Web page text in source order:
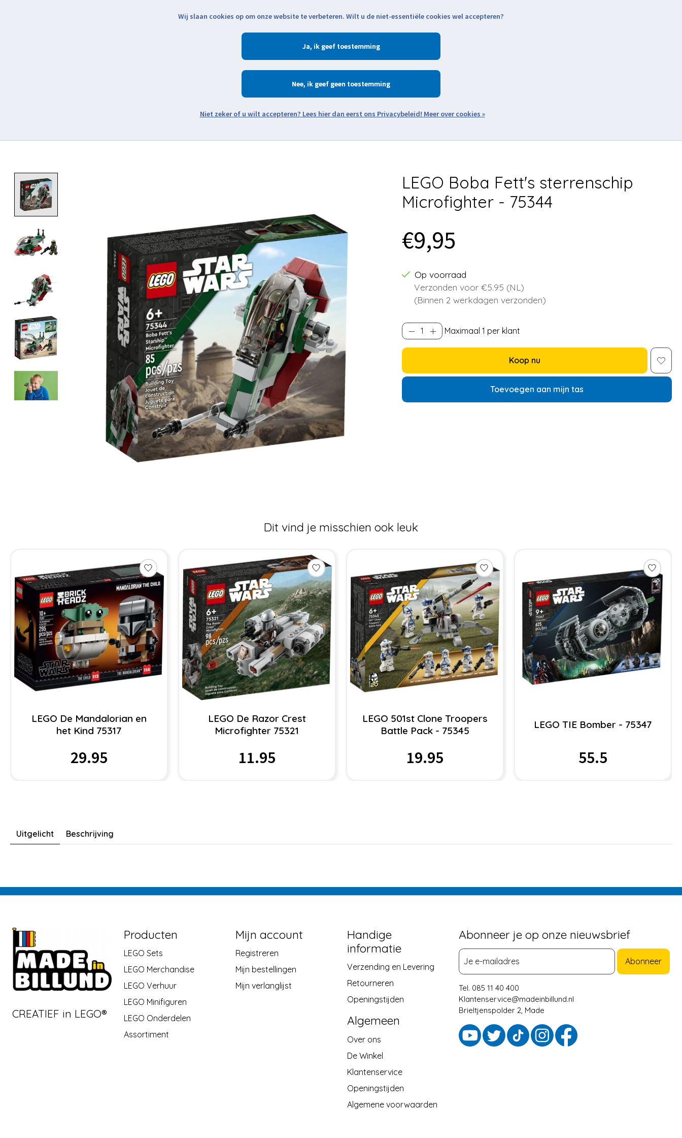
Zoeken
LEGO Boba Fett's sterrenschip
Microfighter - 75344
€9,95
Op voorraad
Verzonden voor €5.95 (NL)
(Binnen 2 werkdagen verzonden)
Maximaal 1 per klant
Koop nu
Toevoegen aan mijn tas
Dit vind je misschien ook leuk
LEGO De Mandalorian en
het Kind 75317
29.95
LEGO De Razor Crest
Microfighter 75321
11.95
LEGO 501st Clone Troopers
Battle Pack - 75345
19.95
LEGO TIE Bomber - 75347
55.5
Uitgelicht Beschrijving
CREATIEF in LEGO®
Producten
LEGO Sets
LEGO Merchandise
LEGO Verhuur
LEGO Minifiguren
LEGO Onderdelen
Assortiment
Mijn account
Registreren
Mijn bestellingen
Mijn verlanglijst
Handige
informatie
Verzending en Levering
Retourneren
Openingstijden
Algemeen
Over ons
De Winkel
Klantenservice
Openingstijden
Algemene voorwaarden
Abonneer je op onze nieuwsbrief
Abonneer
Tel. 085 11 40 400
Klantenservice@madeinbillund.nl
Brieltjenspolder 2, Made
Wij slaan cookies op om onze website te verbeteren. Wilt u de niet-essentiële cookies wel accepteren?
Ja
Nee
Meer over cookies »